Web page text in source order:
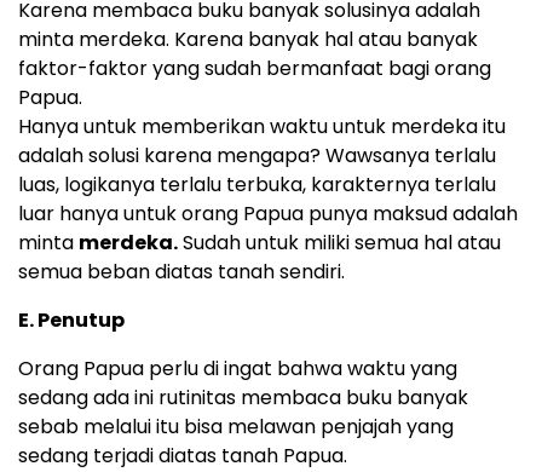
Karena membaca buku banyak solusinya adalah
minta merdeka. Karena banyak hal atau banyak
faktor-faktor yang sudah bermanfaat bagi orang
Papua.
Hanya untuk memberikan waktu untuk merdeka itu
adalah solusi karena mengapa? Wawsanya terlalu
luas, logikanya terlalu terbuka, karakternya terlalu
luar hanya untuk orang Papua punya maksud adalah
minta merdeka.Sudah untuk miliki semua hal atau
semua beban diatas tanah sendiri.
E. Penutup
Orang Papua perlu di ingat bahwa waktu yang
sedang ada ini rutinitas membaca buku banyak
sebab melalui itu bisa melawan penjajah yang
sedang terjadi diatas tanah Papua.